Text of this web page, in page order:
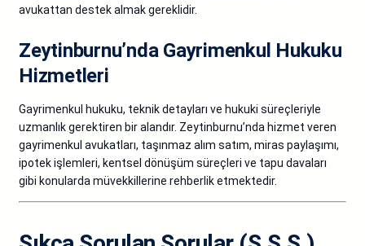
avukattan destek almak gereklidir.
Zeytinburnu’nda Gayrimenkul Hukuku
Hizmetleri
Gayrimenkul hukuku, teknik detayları ve hukuki süreçleriyle
uzmanlık gerektiren bir alandır. Zeytinburnu’nda hizmet veren
gayrimenkul avukatları, taşınmaz alım satım, miras paylaşımı,
ipotek işlemleri, kentsel dönüşüm süreçleri ve tapu davaları
gibi konularda müvekkillerine rehberlik etmektedir.